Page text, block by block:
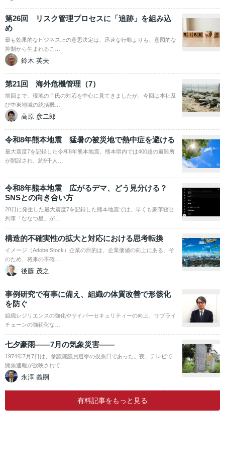
第26回 リスク管理プロセスに「追跡」を組み込
め
最も効果的なビジネス上の意思決定は、迅速な行動よりも、意図的な
抑制から生まれるこ…
鈴木 英夫
第21回 海外危機管理（7）
前回まで、現地のＴ氏の対応を中心に見てきましたが、今回は本社及
び中東地域の統括機…
高原 彦二郎
令和8年熊本地震 猛暑の被災地で熱中症を避ける
最大震度7を記録した令和8年熊本地震。熊本県内では400超の避難所
が開設され、約9千人…
令和8年熊本地震 広がるデマ、どう見分ける？
SNSとの向き合い方
28日に発生した最大震度7を記録した熊本地震では、早くも豪華寝台
列車「ななつ星」が…
構造的不確実性の拡大と対応における思考転換
イメージ（Adobe Stock）企業の目的は、企業価値の向上にある。そ
のため、将来の不確…
後藤 茂之
事例研究で有事に備え、組織の体質改善で形骸化
を防ぐ
組織レジリエンスの強化やサイバーセキュリティーの向上、サプライ
チェーンの強靭化な…
七夕豪雨――7月の気象災害――
1974年7月7日は、参議院議員選挙の投票日であった。夜、テレビで
開票速報が放映されて…
永澤 義嗣
有料記事をもっと見る